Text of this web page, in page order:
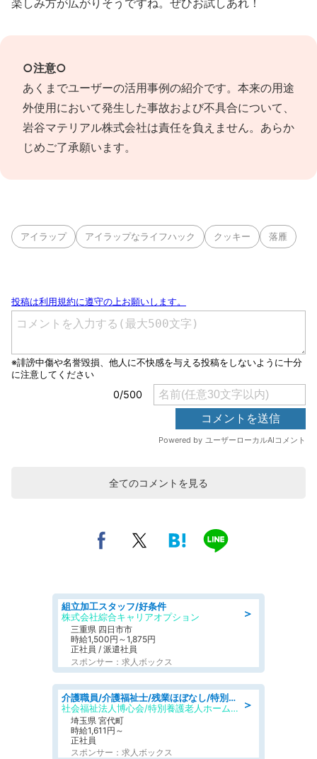
楽しみ方が広がりそうですね。ぜひお試しあれ！
○注意○
あくまでユーザーの活用事例の紹介です。本来の用途
外使用において発生した事故および不具合について、
岩谷マテリアル株式会社は責任を負えません。あらか
じめご了承願います。
アイラップ アイラップなライフハック クッキー 落雁
全てのコメントを見る
＞
組立加工スタッフ/好条件
株式会社綜合キャリアオプション
三重県 四日市市
時給1,500円～1,875円
正社員 / 派遣社員
スポンサー：求人ボックス
＞
介護職員/介護福祉士/残業ほぼなし/特別養護老人ホームの介護職/夜勤専従
社会福祉法人博心会/特別養護老人ホーム 清風園
埼玉県 宮代町
時給1,611円～
正社員
スポンサー：求人ボックス